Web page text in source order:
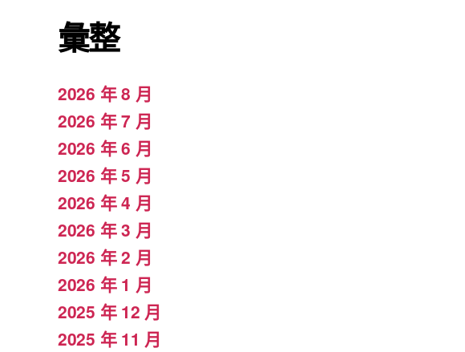
彙整
2026 年 8 月
2026 年 7 月
2026 年 6 月
2026 年 5 月
2026 年 4 月
2026 年 3 月
2026 年 2 月
2026 年 1 月
2025 年 12 月
2025 年 11 月